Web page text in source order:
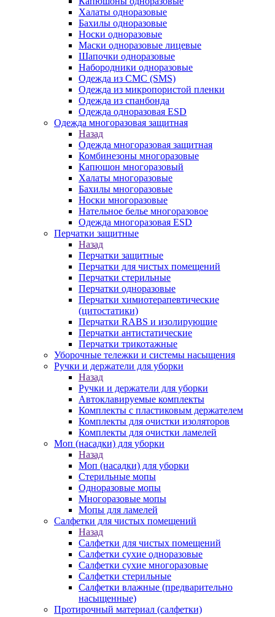
Халаты одноразовые
Бахилы одноразовые
Носки одноразовые
Маски одноразовые лицевые
Шапочки одноразовые
Набородники одноразовые
Одежда из СМС (SMS)
Одежда из микропористой пленки
Одежда из спанбонда
Одежда одноразовая ESD
Одежда многоразовая защитная
Назад
Одежда многоразовая защитная
Комбинезоны многоразовые
Капюшон многоразовый
Халаты многоразовые
Бахилы многоразовые
Носки многоразовые
Нательное белье многоразовое
Одежда многоразовая ESD
Перчатки защитные
Назад
Перчатки защитные
Перчатки для чистых помещений
Перчатки стерильные
Перчатки одноразовые
Перчатки химиотерапевтические
(цитостатики)
Перчатки RABS и изолирующие
Перчатки антистатические
Перчатки трикотажные
Уборочные тележки и системы насыщения
Ручки и держатели для уборки
Назад
Ручки и держатели для уборки
Автоклавируемые комплекты
Комплекты с пластиковым держателем
Комплекты для очистки изоляторов
Комплекты для очистки ламелей
Моп (насадки) для уборки
Назад
Моп (насадки) для уборки
Стерильные мопы
Одноразовые мопы
Многоразовые мопы
Мопы для ламелей
Салфетки для чистых помещений
Назад
Салфетки для чистых помещений
Салфетки сухие одноразовые
Салфетки сухие многоразовые
Салфетки стерильные
Салфетки влажные (предварительно
насыщенные)
Протирочный материал (салфетки)